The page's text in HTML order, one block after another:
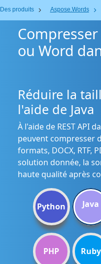
Des produits Aspose.Words
ou Word
Réduire la
l'aide de Java
À l'aide de REST API
peuvent compresser
formats, DOCX, RTF,
solution donnée, la
haute qualité après
Python Java
PHP Ruby